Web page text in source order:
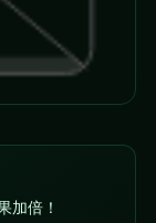
加倍！